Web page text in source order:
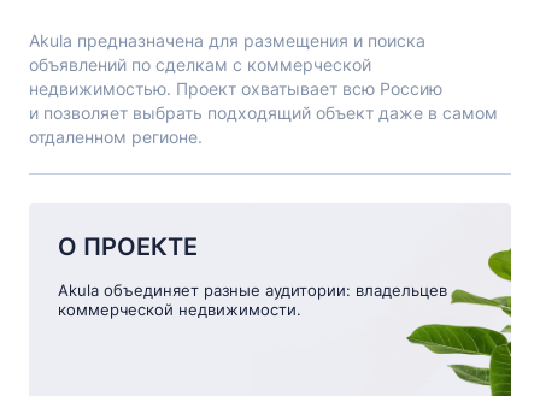
Akula предназначена для размещения и поиска
объявлений по сделкам с коммерческой
недвижимостью. Проект охватывает всю Россию
и позволяет выбрать подходящий объект даже в самом
отдаленном регионе.
О ПРОЕКТЕ
Akula объединяет разные аудитории: владельцев
коммерческой недвижимости.